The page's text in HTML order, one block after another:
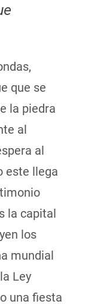
que se
la piedra
al
al
este llega
la capital
los
mundial
Ley
una fiesta